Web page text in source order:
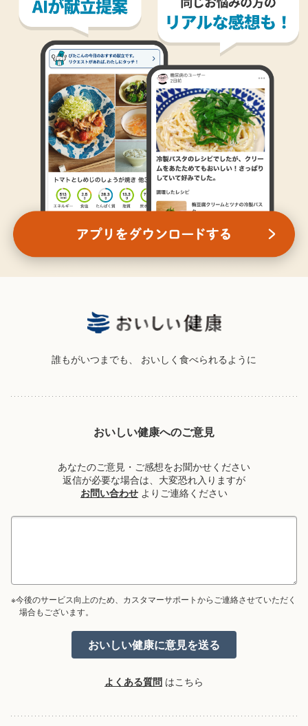
誰もがいつまでも、 おいしく食べられるように
おいしい健康へのご意見
あなたのご意見・ご感想をお聞かせください
返信が必要な場合は、大変恐れ入りますが
お問い合わせ よりご連絡ください
※今後のサービス向上のため、カスタマーサポートからご連絡させていただく
場合もございます。
よくある質問 はこちら